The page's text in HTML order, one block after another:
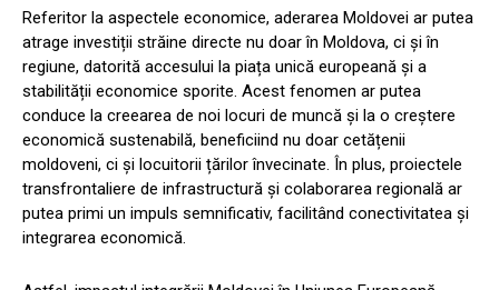
Referitor la aspectele economice, aderarea Moldovei ar putea
atrage investiții străine directe nu doar în Moldova, ci și în
regiune, datorită accesului la piața unică europeană și a
stabilității economice sporite. Acest fenomen ar putea
conduce la creearea de noi locuri de muncă și la o creștere
economică sustenabilă, beneficiind nu doar cetățenii
moldoveni, ci și locuitorii țărilor învecinate. În plus, proiectele
transfrontaliere de infrastructură și colaborarea regională ar
putea primi un impuls semnificativ, facilitând conectivitatea și
integrarea economică.